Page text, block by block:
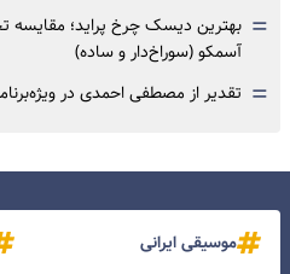
= بهترین دیسک چرخ پراید؛
آسمکو (سوراخ‌دار و ساده)
= تقدیر از مصطفی احمدی در
موسیقی ایرانی